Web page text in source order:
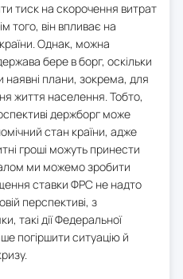
тиск на скорочення витрат
того, він впливає на
Однак, можна
бере в борг, оскільки
наявні плани, зокрема, для
життя населення. Тобто,
держборг може
стан країни, адже
гроші можуть принести
ми можемо зробити
ставки ФРС не надто
перспективі, з
такі дії Федеральної
погіршити ситуацію й